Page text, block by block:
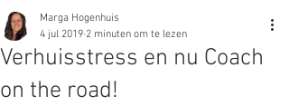
Verhuisstress en nu Coach
on the road!
Marga Hogenhuis
4 jul 2019 2 minuten om te lezen